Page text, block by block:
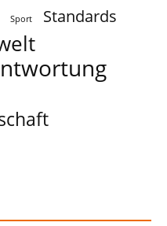
Sport Standards